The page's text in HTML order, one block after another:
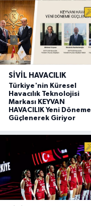
SIVIL HAVACILIK
Türkiye'nin Küresel
Havacılık Teknolojisi
Markası KEYVAN
HAVACILIK Yeni Döneme
Güçlenerek Giriyor